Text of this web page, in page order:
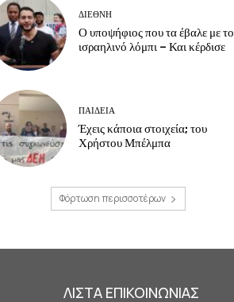
ΔΙΕΘΝΗ
Ο υποψήφιος που τα έβαλε με το
ισραηλινό λόμπι – Και κέρδισε
ΠΑΙΔΕΙΑ
Έχεις κάποια στοιχεία; του
Χρήστου Μπέλμπα
Φόρτωση περισσοτέρων
ΛΙΣΤΑ ΕΠΙΚΟΙΝΩΝΙΑΣ